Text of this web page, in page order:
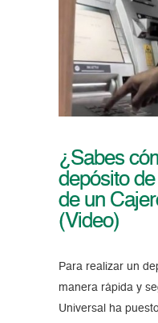
¿Sabes
depósito
de un
(Video)
Para realizar un
manera rápida y
Universal ha